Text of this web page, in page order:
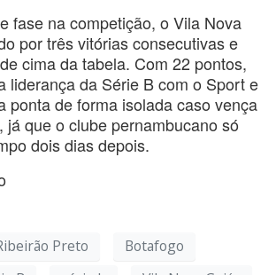
fase na competição, o Vila Nova
por três vitórias consecutivas e
cima da tabela. Com 22 pontos,
liderança da Série B com o Sport e
ponta de forma isolada caso vença
já que o clube pernambucano só
dois dias depois.
Preto
Botafogo